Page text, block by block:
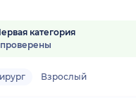
категория
Взрослый